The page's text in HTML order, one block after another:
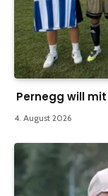
Pernegg will
4. August 2026